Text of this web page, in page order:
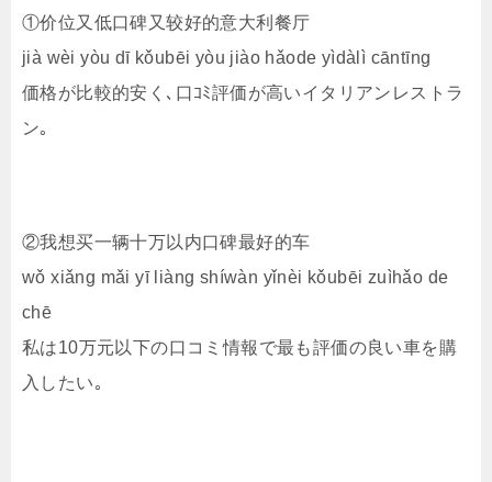
①价位又低口碑又较好的意大利餐厅
jià wèi yòu dī kǒubēi yòu jiào hǎode yìdàlì cāntīng
価格が比較的安く､口ｺﾐ評価が高いイタリアンレストラ
ン｡
②我想买一辆十万以内口碑最好的车
wǒ xiǎng mǎi yī liàng shíwàn yǐnèi kǒubēi zuìhǎo de
chē
私は10万元以下の口コミ情報で最も評価の良い車を購
入したい｡